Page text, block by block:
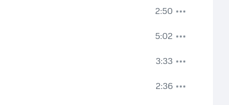
2:50
5:02
3:33
2:36